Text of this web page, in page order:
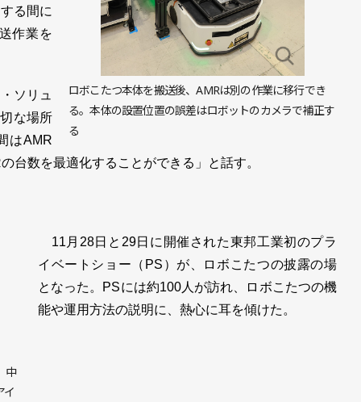
ロボこたつ本体を搬送後、AMRは別の作業に移行でき
る。本体の設置位置の誤差はロボットのカメラで補正す
る
る間に
作業を
ソリュ
な場所
はAMR
台数を最適化することができる」と話す。
中
イ
11月28日と29日に開催された東邦工業初のプラ
イベートショー（PS）が、ロボこたつの披露の場
となった。PSには約100人が訪れ、ロボこたつの機
能や運用方法の説明に、熱心に耳を傾けた。